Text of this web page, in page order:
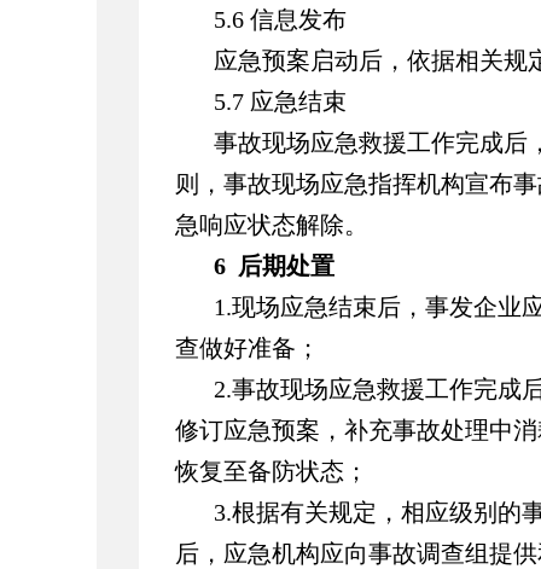
5.6 信息发布
应急预案启动后，依据相关规
5.7 应急结束
事故现场应急救援工作完成后
则，事故现场应急指挥机构宣布
急响应状态解除。
6 后期处置
1.现场应急结束后，事发企业
查做好准备；
2.事故现场应急救援工作完成
修订应急预案，补充事故处理中
恢复至备防状态；
3.根据有关规定，相应级别的
后，应急机构应向事故调查组提